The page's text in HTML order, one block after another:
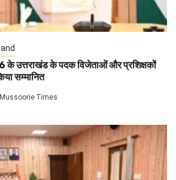
उत्तराखंड के पदक विजेताओं और प्रशिक्षकों
सम्मानित
Mussoorie Times